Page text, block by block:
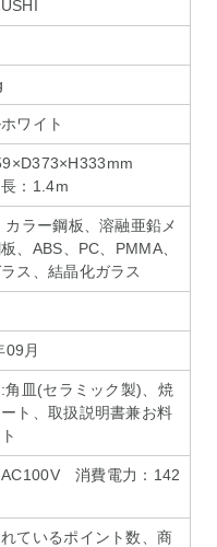
ワイト
：1.4m
カラー鋼板、溶融亜鉛メ
、ABS、PC、PMMA、
ス、結晶化ガラス
09月
角皿(セラミック製)、焼
ト、取扱説明書兼お料
AC100V 消費電力：142
ているポイント数、商